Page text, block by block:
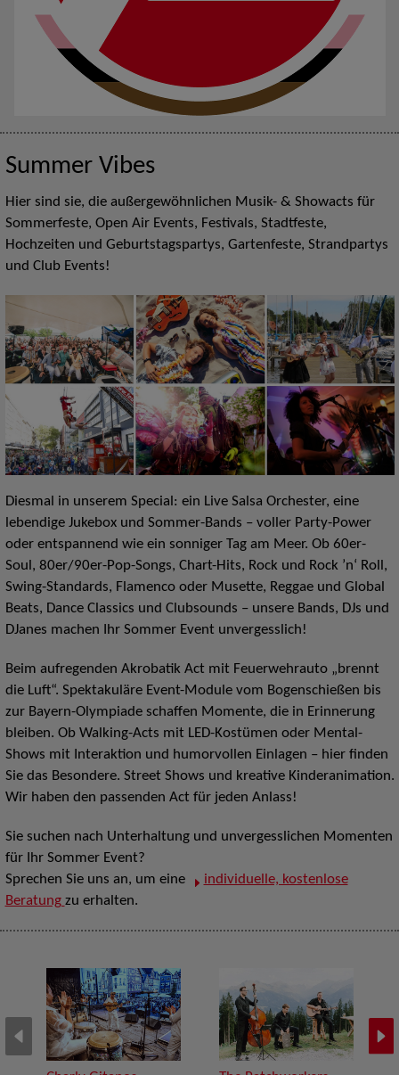
Summer Vibes
Hier sind sie, die außergewöhnlichen Musik- & Showacts für
Sommerfeste, Open Air Events, Festivals, Stadtfeste,
Hochzeiten und Geburtstagspartys, Gartenfeste, Strandpartys
und Club Events!
Diesmal in unserem Special: ein Live Salsa Orchester, eine
lebendige Jukebox und Sommer-Bands – voller Party-Power
oder entspannend wie ein sonniger Tag am Meer. Ob 60er-
Soul, 80er/90er-Pop-Songs, Chart-Hits, Rock und Rock ’n‘ Roll,
Swing-Standards, Flamenco oder Musette, Reggae und Global
Beats, Dance Classics und Clubsounds – unsere Bands, DJs und
DJanes machen Ihr Sommer Event unvergesslich!
Beim aufregenden Akrobatik Act mit Feuerwehrauto „brennt
die Luft“. Spektakuläre Event-Module vom Bogenschießen bis
zur Bayern-Olympiade schaffen Momente, die in Erinnerung
bleiben. Ob Walking-Acts mit LED-Kostümen oder Mental-
Shows mit Interaktion und humorvollen Einlagen – hier finden
Sie das Besondere. Street Shows und kreative Kinderanimation.
Wir haben den passenden Act für jeden Anlass!
Sie suchen nach Unterhaltung und unvergesslichen Momenten
für Ihr Sommer Event?
Sprechen Sie uns an, um eine
individuelle, kostenlose
Beratung zu erhalten.